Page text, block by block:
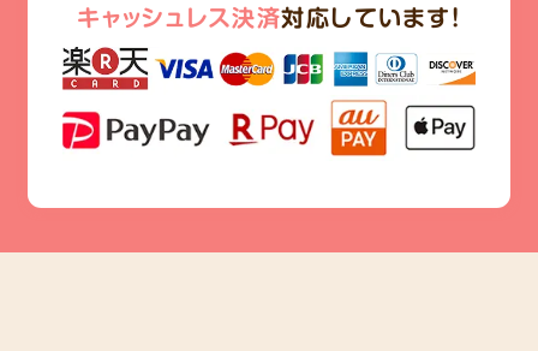
キャッシュレス決済対応しています!